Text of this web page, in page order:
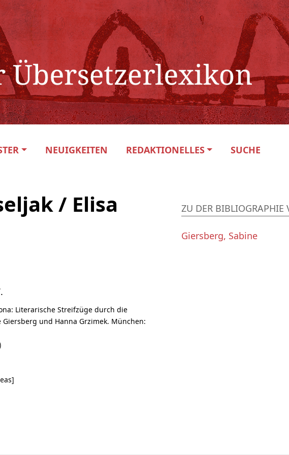
NEUIGKEITEN REDAKTIONELLES SUCHE
/ Elisa
Literarische Streifzüge durch die
und Hanna Grzimek. München:
ZU DER BIBLIOGRAPHIE
Giersberg, Sabine